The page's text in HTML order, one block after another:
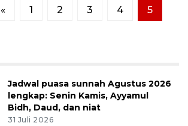
« 1 2 3 4 5
Jadwal puasa sunnah Agustus 2026
lengkap: Senin Kamis, Ayyamul
Bidh, Daud, dan niat
31 Juli 2026